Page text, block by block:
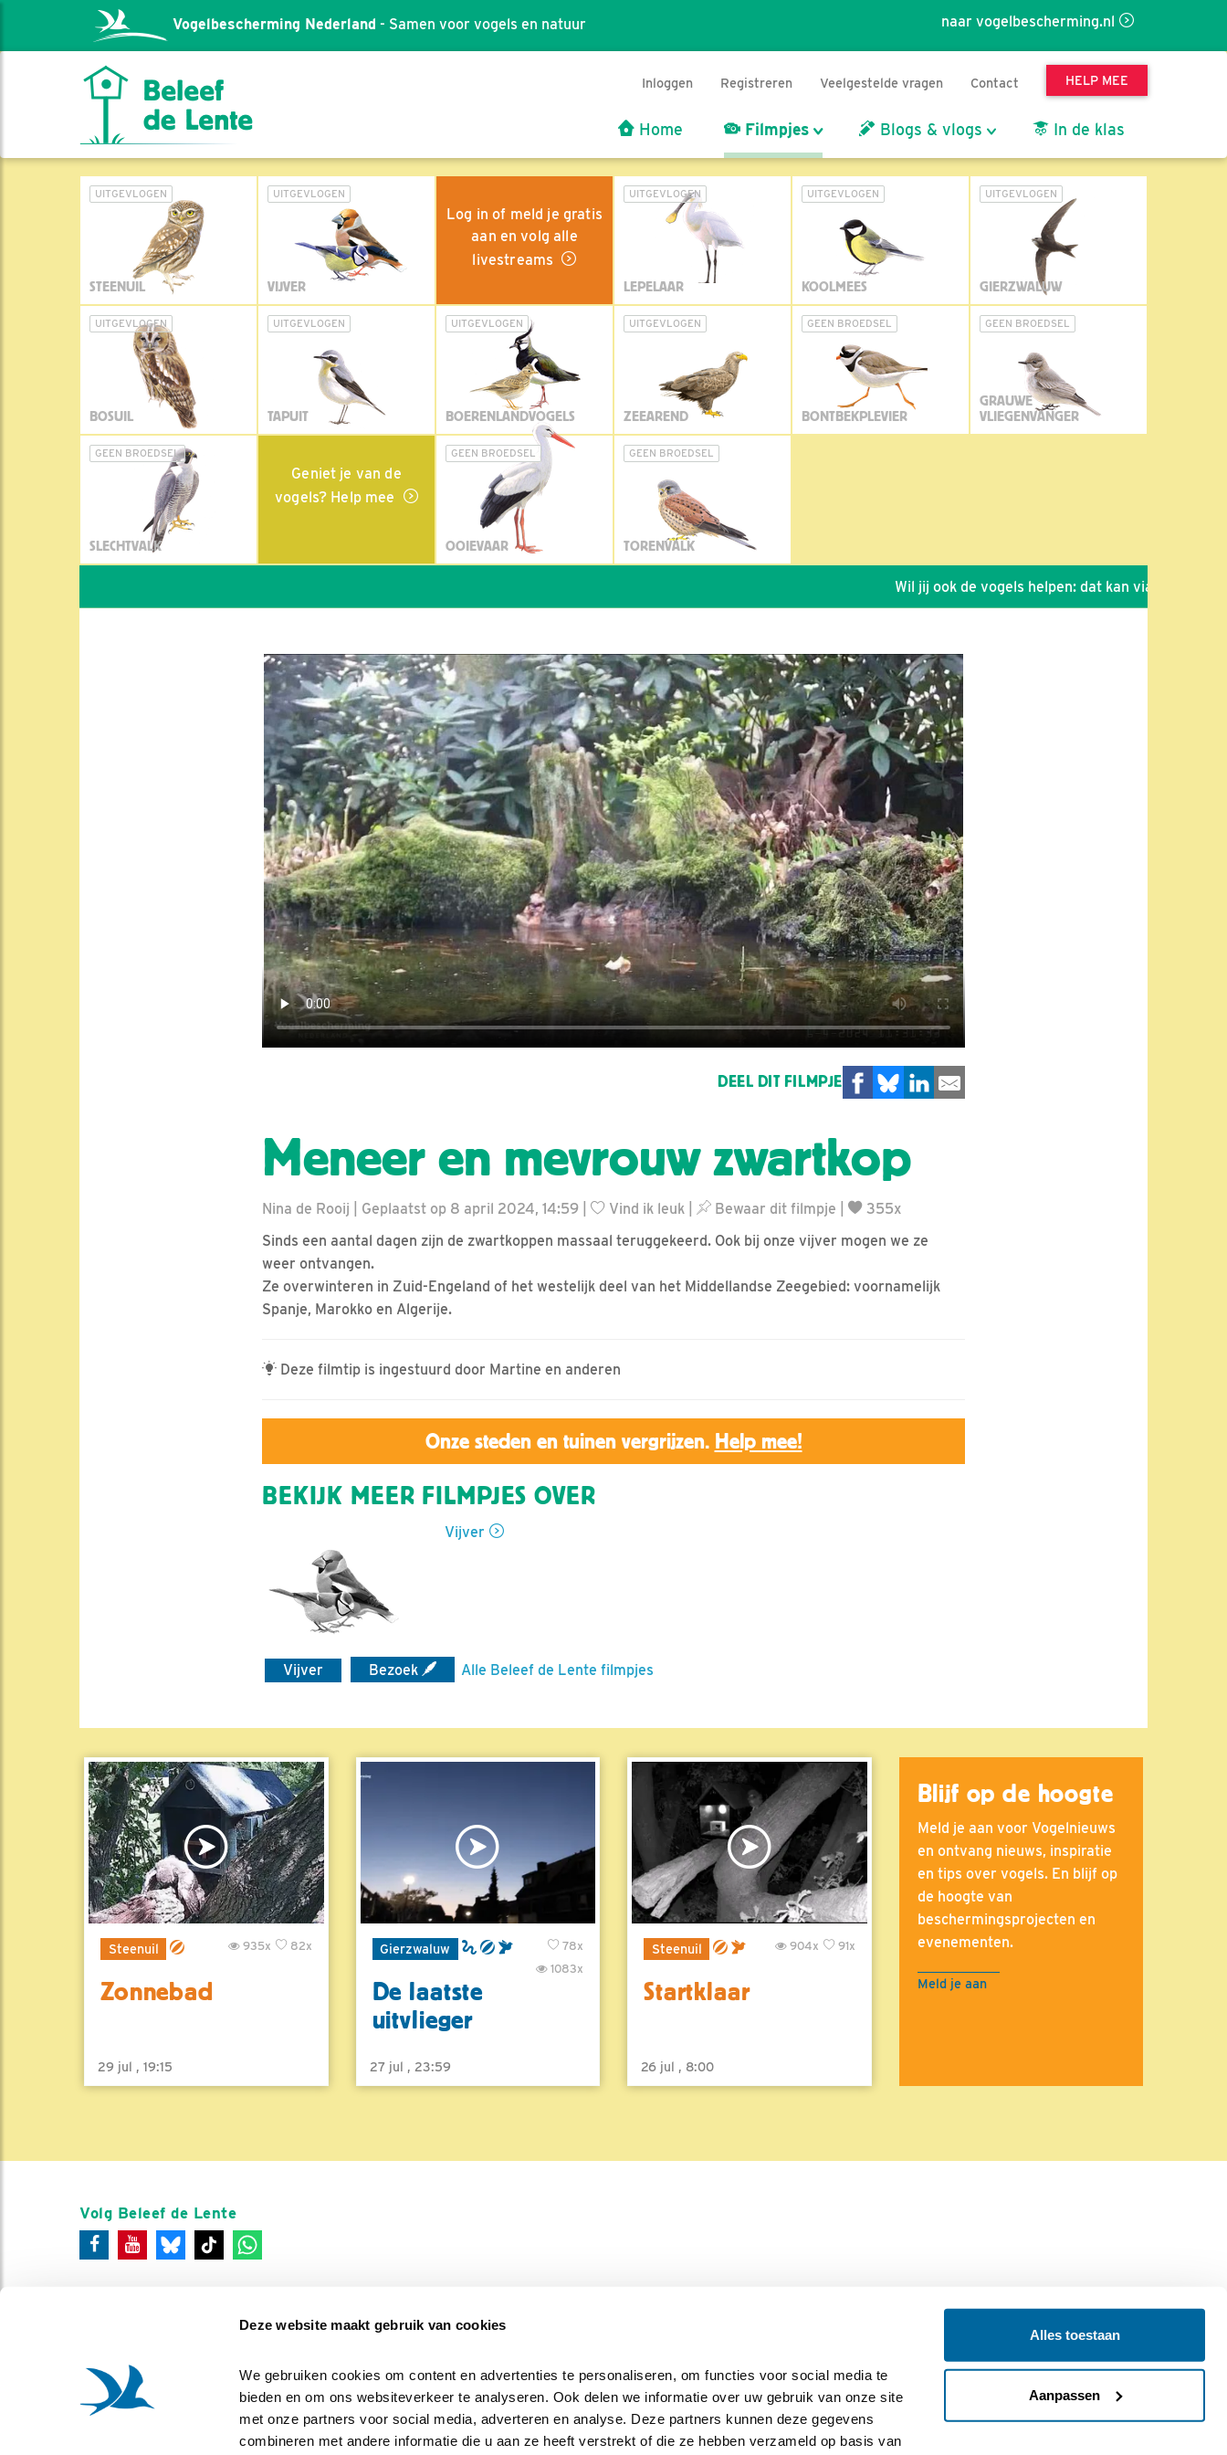
Deze website maakt gebruik van cookies
We gebruiken cookies om content en advertenties te personaliseren, om functies voor social media te
bieden en om ons websiteverkeer te analyseren. Ook delen we informatie over uw gebruik van onze site
met onze partners voor social media, adverteren en analyse. Deze partners kunnen deze gegevens
combineren met andere informatie die u aan ze heeft verstrekt of die ze hebben verzameld op basis van
Alles toestaan
Aanpassen
naar vogelbescherming.nl
Vogelbescherming Nederland - Samen voor vogels en natuur
Inloggen Registreren Veelgestelde vragen Contact HELP MEE
Home Filmpjes Blogs & vlogs In de klas
UITGEVLOGEN
STEENUIL
UITGEVLOGEN
VIJVER
Log in of meld je gratis
aan en volg alle
livestreams
UITGEVLOGEN
LEPELAAR
UITGEVLOGEN
KOOLMEES
UITGEVLOGEN
GIERZWALUW
UITGEVLOGEN
BOSUIL
UITGEVLOGEN
TAPUIT
UITGEVLOGEN
BOERENLANDVOGELS
UITGEVLOGEN
ZEEAREND
GEEN BROEDSEL
BONTBEKPLEVIER
GEEN BROEDSEL
GRAUWE
VLIEGENVANGER
GEEN BROEDSEL
SLECHTVALK
Geniet je van de
vogels? Help mee
GEEN BROEDSEL
OOIEVAAR
GEEN BROEDSEL
TORENVALK
Wil jij ook de vogels helpen: dat kan via de link!
DEEL DIT FILMPJE
Meneer en mevrouw zwartkop
Nina de Rooij | Geplaatst op 8 april 2024, 14:59 | Vind ik leuk Bewaar dit filmpje
355x
Sinds een aantal dagen zijn de zwartkoppen massaal teruggekeerd. Ook bij onze vijver mogen we ze
weer ontvangen.
Ze overwinteren in Zuid-Engeland of het westelijk deel van het Middellandse Zeegebied: voornamelijk
Spanje, Marokko en Algerije.
Deze filmtip is ingestuurd door Martine en anderen
Onze steden en tuinen vergrijzen. Help mee!
BEKIJK MEER FILMPJES OVER
Vijver
Vijver Bezoek Alle Beleef de Lente filmpjes
Steenuil 82x
935x
Zonnebad
29 jul , 19:15
Gierzwaluw
78x
1083x
De laatste
uitvlieger
27 jul , 23:59
Steenuil 91x
904x
Startklaar
26 jul , 8:00
Blijf op de hoogte
Meld je aan voor Vogelnieuws
en ontvang nieuws, inspiratie
en tips over vogels. En blijf op
de hoogte van
beschermingsprojecten en
evenementen.
Meld je aan
Volg Beleef de Lente
Colofon